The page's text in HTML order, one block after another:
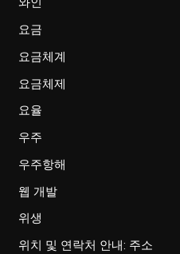
요금
요금체계
요금체제
요율
우주
우주항해
웹 개발
위생
위치 및 연락처 안내: 주소